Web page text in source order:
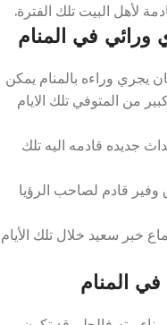
لأهل البيت تلك الفترة.
ورائي في المنام
يجري وراءه بالمنام يمكن
من المتوفي تلك الايام
جديده قادمه اليه تلك
وفير قادم لصاحب الرؤيا
خبر سعيد خلال تلك الأيام
في المنام